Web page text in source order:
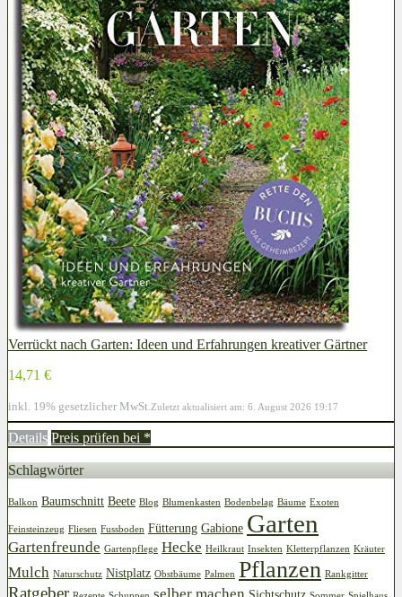
Verrückt nach Garten: Ideen und Erfahrungen kreativer Gärtner
14,71 €
inkl. 19% gesetzlicher MwSt. Zuletzt aktualisiert am: 6. August 2026 19:17
Details Preis prüfen bei *
Schlagwörter
Balkon Baumschnitt Beete Blog Blumenkasten Bodenbelag Bäume Exoten
Feinsteinzeug Fliesen Fussboden Fütterung Gabione Garten
Gartenfreunde Gartenpflege Hecke Heilkraut Insekten Kletterpflanzen Kräuter
Mulch Naturschutz Nistplatz Obstbäume Palmen Pflanzen Rankgitter
Ratgeber